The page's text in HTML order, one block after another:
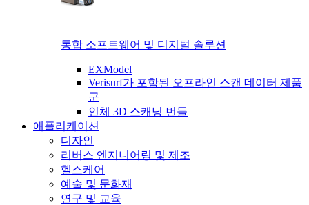
통합 소프트웨어 및 디지털 솔루션
EXModel
Verisurf가 포함된 오프라인 스캔 데이터 제품
군
인체 3D 스캐닝 번들
애플리케이션
디자인
리버스 엔지니어링 및 제조
헬스케어
예술 및 문화재
연구 및 교육